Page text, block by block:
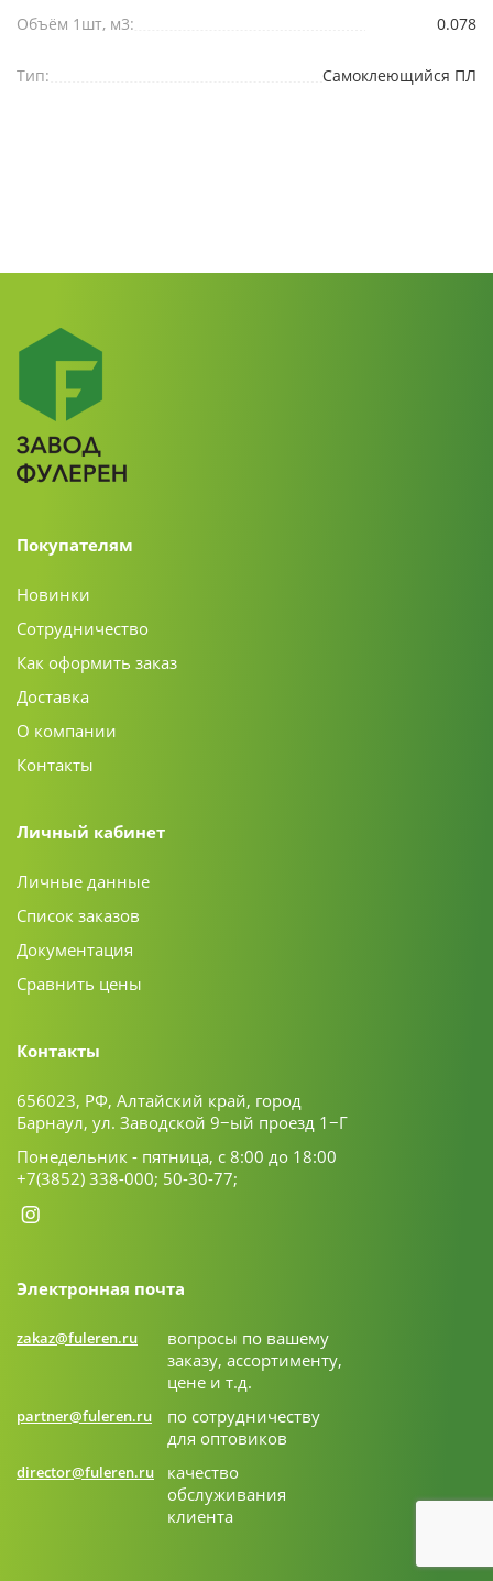
Объём 1шт, м3: 0.078
Тип: Самоклеющийся ПЛ
Покупателям
Новинки
Сотрудничество
Как оформить заказ
Доставка
О компании
Контакты
Личный кабинет
Личные данные
Список заказов
Документация
Сравнить цены
Контакты
656023, РФ, Алтайский край, город
Барнаул, ул. Заводской 9−ый проезд 1−Г
Понедельник - пятница, с 8:00 до 18:00
+7(3852) 338-000; 50-30-77;
Электронная почта
zakaz@fuleren.ru
вопросы по вашему
заказу, ассортименту,
цене и т.д.
partner@fuleren.ru
по сотрудничеству
для оптовиков
director@fuleren.ru
качество
обслуживания
клиента